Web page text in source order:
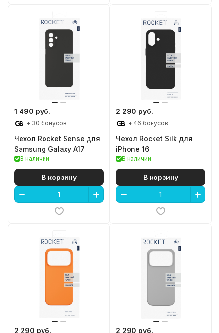
1 490 руб.
+ 30 бонусов
Чехол Rocket Sense для
Samsung Galaxy A17
В наличии
В корзину
2 290 руб.
+ 46 бонусов
Чехол Rocket Silk для
iPhone 16
В наличии
В корзину
2 290 руб. 2 290 руб.